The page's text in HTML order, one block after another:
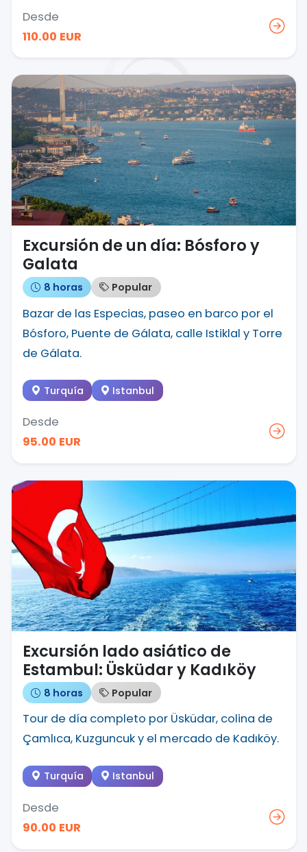
Desde
110.00 EUR
Excursión de un día: Bósforo y
Galata
8 horas Popular
Bazar de las Especias, paseo en barco por el
Bósforo, Puente de Gálata, calle Istiklal y Torre
de Gálata.
Turquía Istanbul
Desde
95.00 EUR
Excursión lado asiático de
Estambul: Üsküdar y Kadıköy
8 horas Popular
Tour de día completo por Üsküdar, colina de
Çamlıca, Kuzguncuk y el mercado de Kadıköy.
Turquía Istanbul
Desde
90.00 EUR